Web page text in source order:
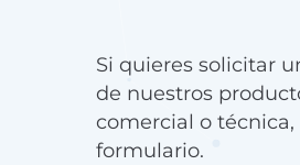
Si quieres solicitar
de nuestros
comercial o
formulario.